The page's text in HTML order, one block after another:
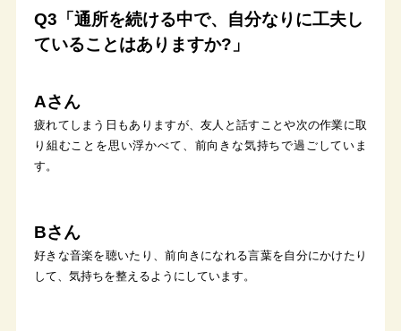
Q3「通所を続ける中で、自分なりに工夫し
ていることはありますか?」
Aさん
疲れてしまう日もありますが、友人と話すことや次の作業に取
り組むことを思い浮かべて、前向きな気持ちで過ごしていま
す。
Bさん
好きな音楽を聴いたり、前向きになれる言葉を自分にかけたり
して、気持ちを整えるようにしています。